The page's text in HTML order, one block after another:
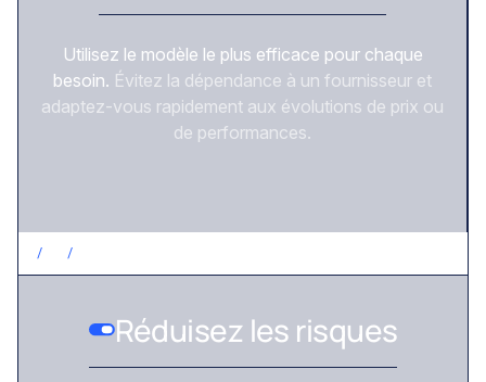
Utilisez le modèle le plus efficace pour chaque
besoin. Évitez la dépendance à un fournisseur et
adaptez-vous rapidement aux évolutions de prix ou
de performances.
/ /
Réduisez les risques